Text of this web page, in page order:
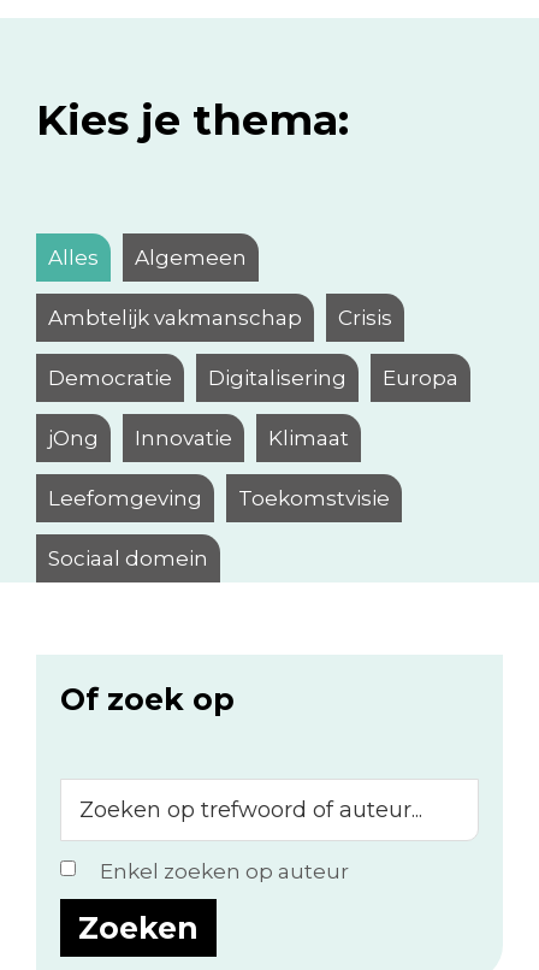
Kies je thema:
Alles Algemeen
Ambtelijk vakmanschap Crisis
Democratie Digitalisering Europa
jOng Innovatie Klimaat
Leefomgeving Toekomstvisie
Sociaal domein
Of zoek op
op
trefwoord
of
auteur...
Enkel zoeken op auteur